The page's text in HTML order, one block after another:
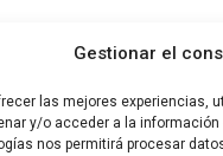
Gestionar el
las mejores experiencias,
y/o acceder a la
nos permitirá procesar